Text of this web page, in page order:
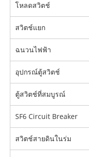
โหลดสวิตช์
สวิตช์แยก
ฉนวนไฟฟ้า
อุปกรณ์ตู้สวิตช์
ตู้สวิตช์ที่สมบูรณ์
SF6 Circuit Breaker
สวิตช์สายดินในร่ม